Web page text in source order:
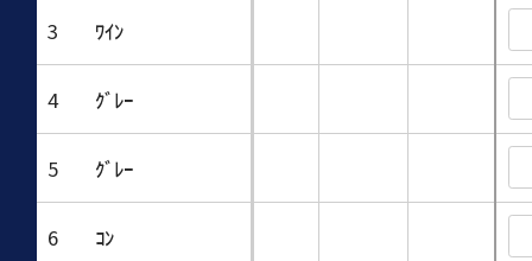
3 ﾜｲﾝ
4 ｸﾞﾚｰ
5 ｸﾞﾚｰ
6 ｺﾝ